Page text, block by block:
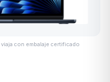
con embalaje certificado